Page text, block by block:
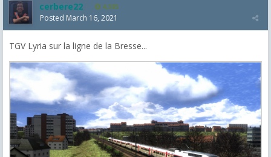
cerbere22 4,385
Posted March 16, 2021
TGV Lyria sur la ligne de la Bresse...